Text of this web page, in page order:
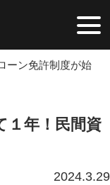
ーン免許制度が始
１年！民間資
2024.3.29